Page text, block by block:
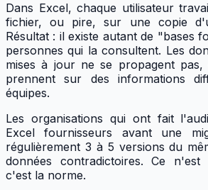
Dans Excel, chaque utilisateur
fichier, ou pire, sur une copie
Résultat : il existe autant de "bases
personnes qui la consultent. Les
mises à jour ne se propagent pas,
prennent sur des informations
équipes.
Les organisations qui ont fait
Excel fournisseurs avant une
régulièrement 3 à 5 versions du
données contradictoires. Ce n'est
c'est la norme.